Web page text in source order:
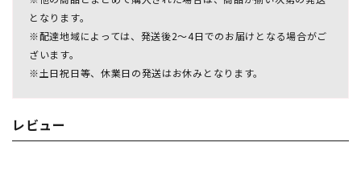
となります。
※配達地域によっては、発送後2～4日でのお届けとなる場合がご
ざいます。
※土日祝日等、休業日の発送はお休みとなります。
レビュー